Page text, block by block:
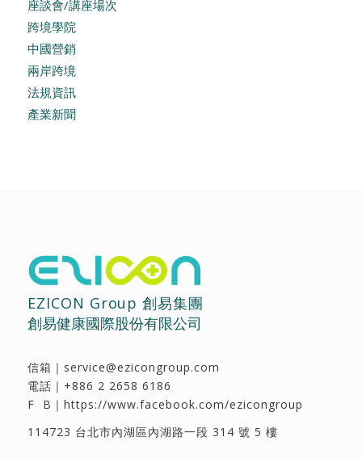
座談會/講座場次
跨境學院
中國營銷
兩岸跨境
法規資訊
產業新聞
EZICON Group 創易集團
創易健康國際股份有限公司
信箱｜ service@ezicongroup.com
電話｜ +886 2 2658 6186
F B｜ https://www.facebook.com/ezicongroup
114723 台北市內湖區內湖路一段 314 號 5 樓